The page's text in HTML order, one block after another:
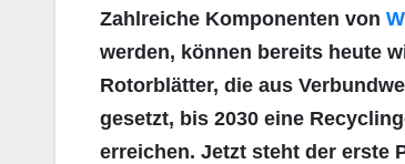
Zahlreiche Komponenten von
werden, können bereits heute
Rotorblätter, die aus
gesetzt, bis 2030 eine
erreichen. Jetzt steht der erste